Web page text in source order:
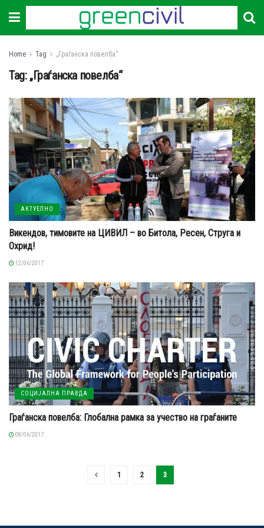
Home Tag „Граѓанска повелба“
Tag: „Граѓанска повелба“
АКТУЕЛНО
Викендов, тимовите на ЦИВИЛ – во Битола, Ресен, Струга и
Охрид!
12/06/2017
СОЦИЈАЛНА ПРАВДА
Граѓанска повелба: Глобална рамка за учество на граѓаните
08/06/2017
1 2 3